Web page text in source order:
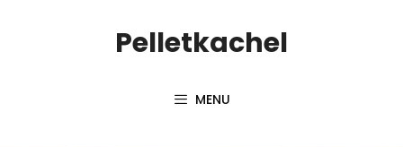
Pelletkachel
MENU